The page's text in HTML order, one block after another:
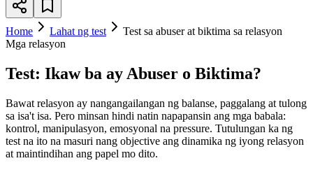
Home Lahat ng test
Test sa abuser at biktima sa relasyon
Mga relasyon
Test: Ikaw ba ay Abuser o Biktima?
Bawat relasyon ay nangangailangan ng balanse, paggalang at tulong
sa isa't isa. Pero minsan hindi natin napapansin ang mga babala:
kontrol, manipulasyon, emosyonal na pressure. Tutulungan ka ng
test na ito na masuri nang objective ang dinamika ng iyong relasyon
at maintindihan ang papel mo dito.